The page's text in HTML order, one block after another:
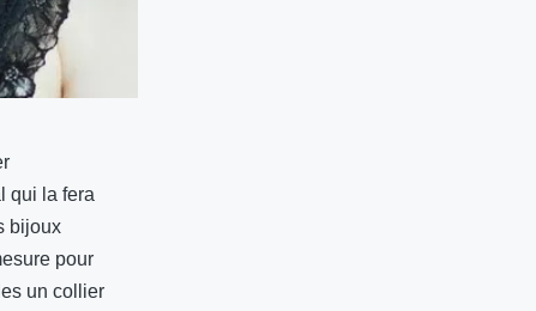
qui la fera
bijoux
pour
un collier